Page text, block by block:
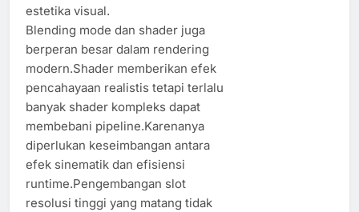
estetika visual.
Blending mode dan shader juga
berperan besar dalam rendering
modern.Shader memberikan efek
pencahayaan realistis tetapi terlalu
banyak shader kompleks dapat
membebani pipeline.Karenanya
diperlukan keseimbangan antara
efek sinematik dan efisiensi
runtime.Pengembangan slot
resolusi tinggi yang matang tidak